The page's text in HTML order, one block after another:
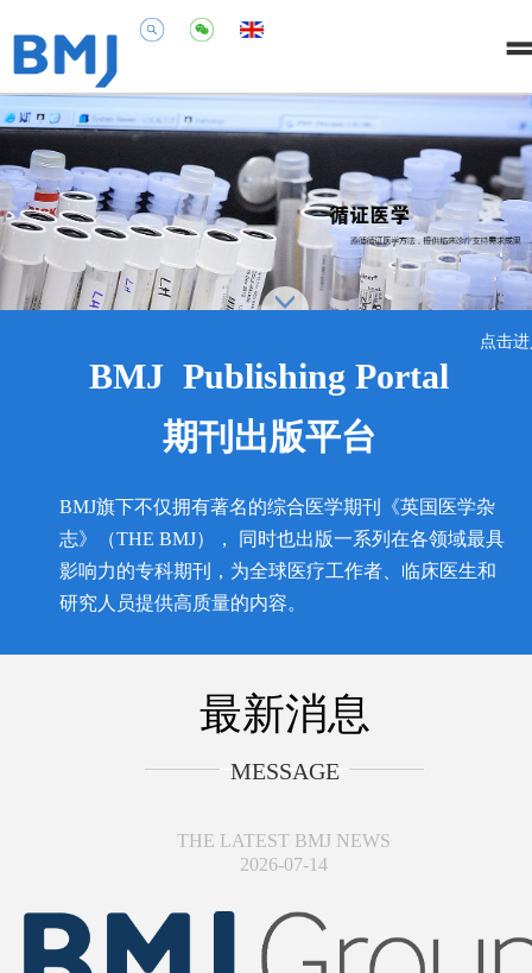
点击
BMJ Publishing Portal
期刊出版平台
BMJ旗下不仅拥有著名的综合医学期刊《英国医学杂
志》（THE BMJ）， 同时也出版一系列在各领域最具
影响力的专科期刊，为全球医疗工作者、临床医生和
研究人员提供高质量的内容。
最新消息
MESSAGE
THE LATEST BMJ NEWS
2026-07-14